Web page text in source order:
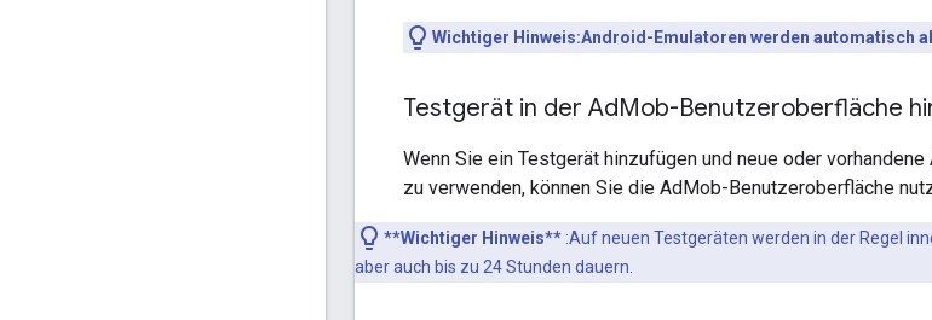
Wichtiger Hinweis:Android-Emulatoren werden automatisch
Testgerät in der AdMob-Benutzeroberfläche
Wenn Sie ein Testgerät hinzufügen und neue oder
zu verwenden, können Sie die AdMob-Benutzeroberfläche
**Wichtiger Hinweis** :Auf neuen Testgeräten werden in der Regel
aber auch bis zu 24 Stunden dauern.